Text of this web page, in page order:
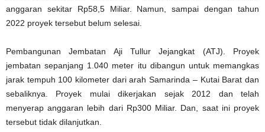
anggaran sekitar Rp58,5 Miliar. Namun, sampai dengan tahun
2022 proyek tersebut belum selesai.
Pembangunan Jembatan Aji Tullur Jejangkat (ATJ). Proyek
jembatan sepanjang 1.040 meter itu dibangun untuk memangkas
jarak tempuh 100 kilometer dari arah Samarinda – Kutai Barat dan
sebaliknya. Proyek mulai dikerjakan sejak 2012 dan telah
menyerap anggaran lebih dari Rp300 Miliar. Dan, saat ini proyek
tersebut tidak dilanjutkan.